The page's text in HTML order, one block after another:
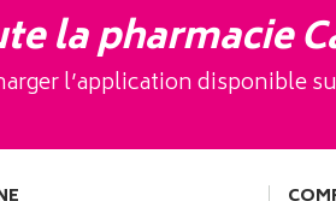
la pharmacie
l’application disponible